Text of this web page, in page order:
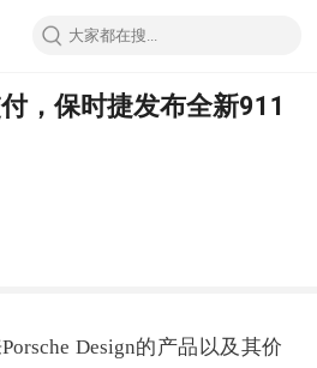
，保时捷发布全新911
Design的产品以及其价